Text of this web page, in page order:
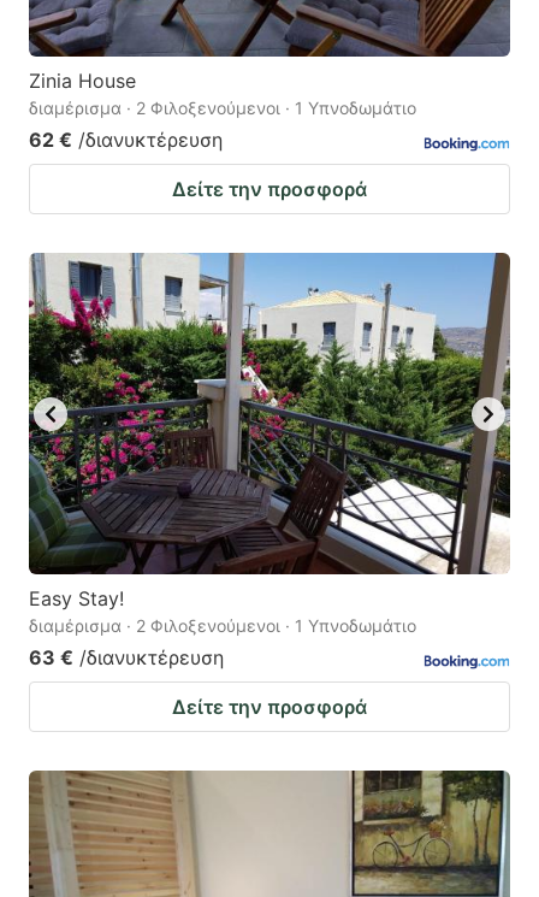
Zinia House
διαμέρισμα · 2 Φιλοξενούμενοι · 1 Υπνοδωμάτιο
62 € /διανυκτέρευση
Δείτε την προσφορά
Easy Stay!
διαμέρισμα · 2 Φιλοξενούμενοι · 1 Υπνοδωμάτιο
63 € /διανυκτέρευση
Δείτε την προσφορά